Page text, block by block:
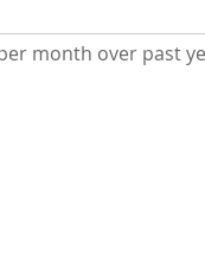
month over past